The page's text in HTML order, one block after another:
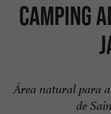
Camping
Área natural para
de